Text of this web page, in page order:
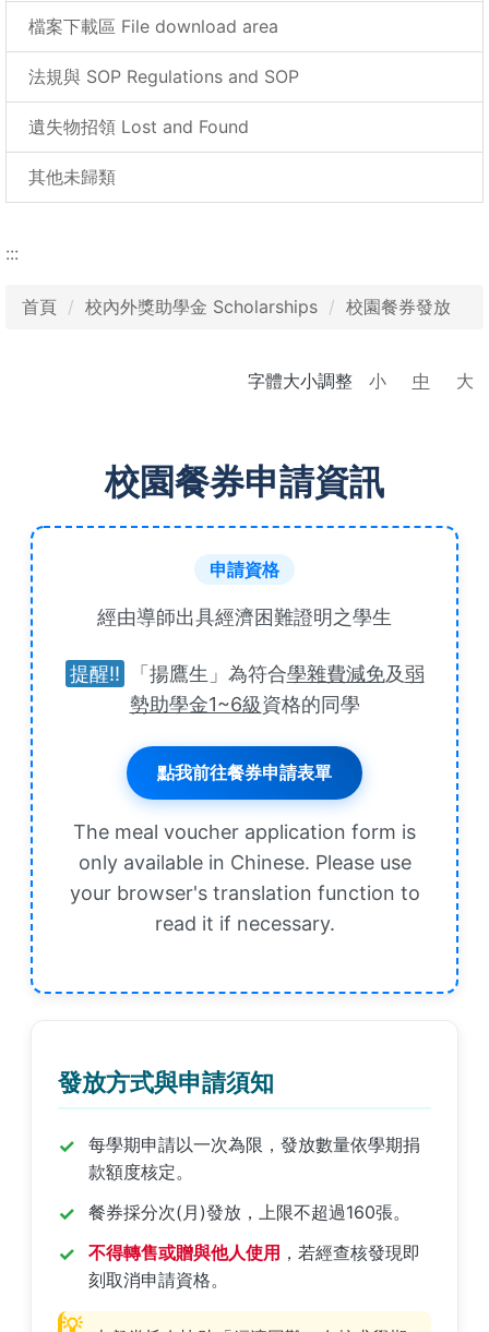
檔案下載區 File download area
法規與 SOP Regulations and SOP
遺失物招領 Lost and Found
其他未歸類
:::
首頁 校內外獎助學金 Scholarships 校園餐券發放
字體大小調整 小 中 大
校園餐券申請資訊
申請資格
經由導師出具經濟困難證明之學生
提醒!! 「揚鷹生」為符合學雜費減免及弱
勢助學金1~6級資格的同學
點我前往餐券申請表單
The meal voucher application form is
only available in Chinese. Please use
your browser's translation function to
read it if necessary.
發放方式與申請須知
每學期申請以一次為限，發放數量依學期捐
款額度核定。
餐券採分次(月)發放，上限不超過160張。
不得轉售或贈與他人使用 ，若經查核發現即
刻取消申請資格。